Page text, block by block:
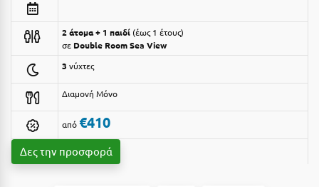
Αργολίδα
Αριδαία
Αρκαδία
Αρκίτσα
Αρτέμιδα
Αρχαία Ολυμπία
Ξενοδοχεία 4 Αστέρων
Ξενοδοχεία 5 Αστέρων
Βίλες
Κρουαζιέρες
Ενοικιαζόμενα Δωμάτια
2 άτομα + 1 παιδί έως 1 έτους
σε Double Room Sea View
3 νύχτες
Διαμονή Μόνο
από €410
Δες την προσφορά